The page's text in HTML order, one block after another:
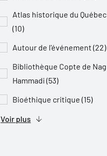
Atlas historique du Québec
(10)
Autour de l'événement (22)
Bibliothèque Copte de Nag
Hammadi (53)
Bioéthique critique (15)
Voir plus